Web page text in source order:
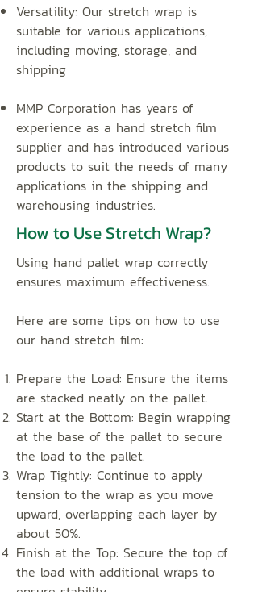
Versatility: Our stretch wrap is
suitable for various applications,
including moving, storage, and
shipping
MMP Corporation has years of
experience as a hand stretch film
supplier and has introduced various
products to suit the needs of many
applications in the shipping and
warehousing industries.
How to Use Stretch Wrap?
Using hand pallet wrap correctly
ensures maximum effectiveness.
Here are some tips on how to use
our hand stretch film:
Prepare the Load: Ensure the items
are stacked neatly on the pallet.
Start at the Bottom: Begin wrapping
at the base of the pallet to secure
the load to the pallet.
Wrap Tightly: Continue to apply
tension to the wrap as you move
upward, overlapping each layer by
about 50%.
Finish at the Top: Secure the top of
the load with additional wraps to